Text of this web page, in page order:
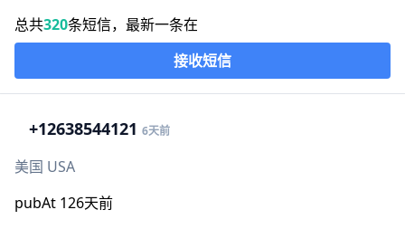
总共320条短信，最新一条在
接收短信
+12638544121 6天前
美国 USA
pubAt 126天前